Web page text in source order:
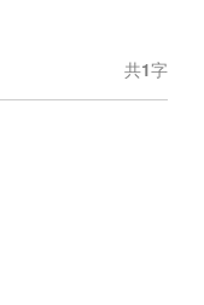
共1字